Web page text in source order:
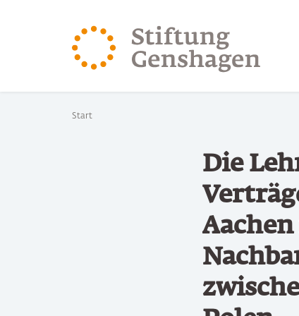
Sie befinden sich hier:
Start
Die